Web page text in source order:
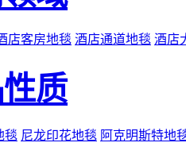
店客房地毯 酒店通道地毯 酒店
质
毯 尼龙印花地毯 阿克明斯特地